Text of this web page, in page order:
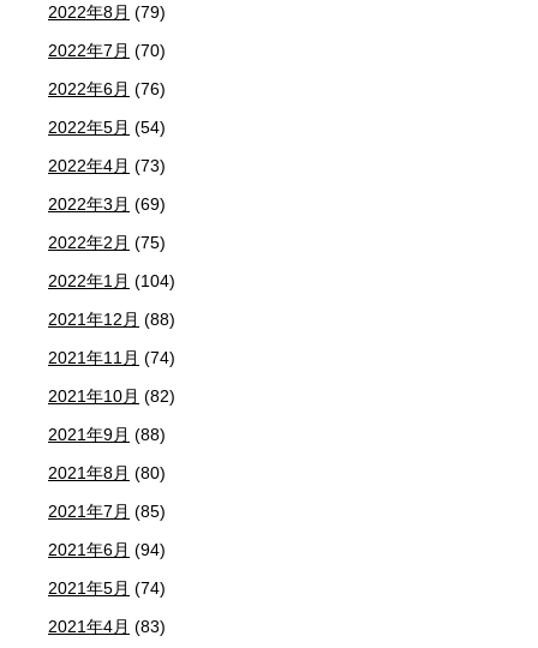
2022年8月 (79)
2022年7月 (70)
2022年6月 (76)
2022年5月 (54)
2022年4月 (73)
2022年3月 (69)
2022年2月 (75)
2022年1月 (104)
2021年12月 (88)
2021年11月 (74)
2021年10月 (82)
2021年9月 (88)
2021年8月 (80)
2021年7月 (85)
2021年6月 (94)
2021年5月 (74)
2021年4月 (83)